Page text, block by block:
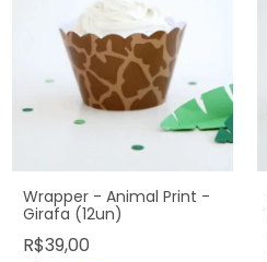
Wrapper - Animal Print -
Girafa (12un)
R$39,00